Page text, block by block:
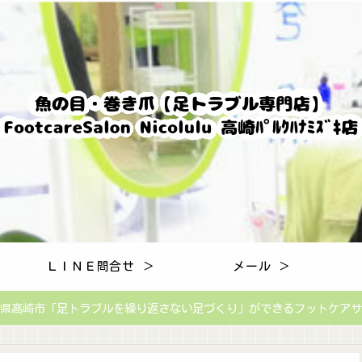
ＬＩＮＥ問合せ ＞ メール ＞
高崎市「足トラブルを繰り返さない足づくり」ができるフットケア